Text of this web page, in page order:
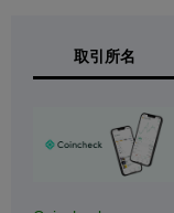
取引所名